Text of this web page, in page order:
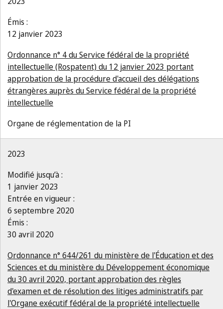
Émis :
12 janvier 2023
Ordonnance n° 4 du Service fédéral de la propriété
intellectuelle (Rospatent) du 12 janvier 2023 portant
approbation de la procédure d'accueil des délégations
étrangères auprès du Service fédéral de la propriété
intellectuelle
Organe de réglementation de la PI
2023
Modifié jusqu’à :
1 janvier 2023
Entrée en vigueur :
6 septembre 2020
Émis :
30 avril 2020
Ordonnance n° 644/261 du ministère de l'Éducation et des
Sciences et du ministère du Développement économique
du 30 avril 2020, portant approbation des règles
d'examen et de résolution des litiges administratifs par
l'Organe exécutif fédéral de la propriété intellectuelle